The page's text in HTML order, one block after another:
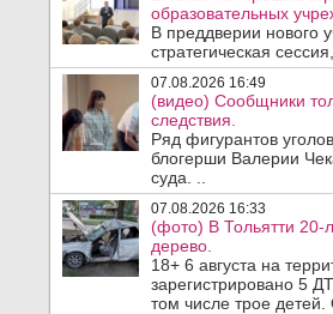
образовательных
В преддверии нового
стратегическая
07.08.2026 16:49
(видео) Сообщники
следствия.
Ряд фигурантов
блогерши Валерии
суда. ..
07.08.2026 16:33
(фото) В Тольятти 20-
дерево.
18+ 6 августа на
зарегистрировано 5
том числе трое